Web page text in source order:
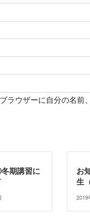
ラウザーに自分の名前
期講習に
お
生
2019